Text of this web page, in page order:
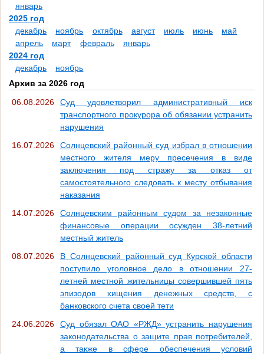
январь
2025 год
декабрь
ноябрь октябрь август июль июнь
май
апрель
март февраль
январь
2024 год
декабрь
ноябрь
Архив за 2026 год
06.08.2026
Суд удовлетворил административный иск
транспортного прокурора об обязании устранить
нарушения
16.07.2026
Солнцевский районный суд избрал в отношении
местного жителя меру пресечения в виде
заключения под стражу за отказ от
самостоятельного следовать к месту отбывания
наказания
14.07.2026
Солнцевским районным судом за незаконные
финансовые операции осужден 38-летний
местный житель
08.07.2026
В Солнцевский районный суд Курской области
поступило уголовное дело в отношении 27-
летней местной жительницы совершившей пять
эпизодов хищения денежных средств, с
банковского счета своей тети
24.06.2026
Суд обязал ОАО «РЖД» устранить нарушения
законодательства о защите прав потребителей,
а также в сфере обеспечения условий